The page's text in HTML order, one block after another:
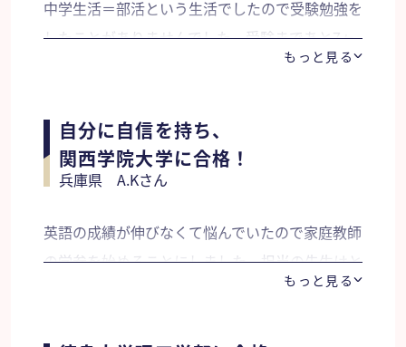
くなど・・。 今までやってこなかった事もやれ
るようになりました。 試験本番では先生から
夫！！」とアドバイスをいただきました。第一志
望の学校では緊張から全問解きに入ってしまいミ
スが目立ちましたが、第二希望の学校では先生の
合格することができました。
中学生活＝部活という生活でしたので受験勉強を
したことがありませんでした。受験まであと7ヶ
月！短期間で何をどれくらいすべきなのかわかり
なことを見極めて下さいました。指導のたびに宿
題を日別・教科別に出してくださり理解できない
内容は丁寧に教えて下さいました。テストのコツ
トにも役立ちました。 指導のたびに娘の長所を
褒めてくださったので本人はかなりの自信を持つ
もっと見る
自分に自信を持ち、
関西学院大学に合格！
兵庫県 A.Kさん
英語の成績が伸びなくて悩んでいたので家庭教師
の学参を始めることにしました。担当の先生はと
ても丁寧に教えてくれたのでわかりやすく段々と
もっと見る